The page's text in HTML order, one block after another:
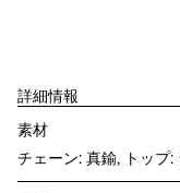
詳細情報
素材
チェーン: 真鍮, トップ: